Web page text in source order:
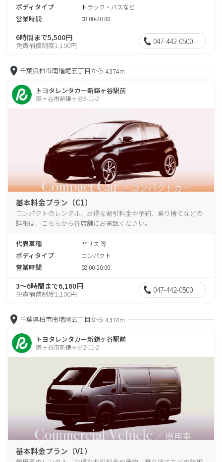
ボディタイプ トラック・バスなど
営業時間 08:00-20:00
6時間まで5,500円
免責補償制度1,100円 047-442-0500
千葉県柏市南増尾五丁目から 4374m
トヨタレンタカー新鎌ヶ谷駅前
鎌ヶ谷市新鎌ヶ谷2-11-2
基本料金プラン（C1）
コンパクトのレンタル、お得な割引料金や予約、乗り捨てなどの
詳細は、こちらから各店舗にお電話ください。
代表車種 ヤリス 等
ボディタイプ コンパクト
営業時間 08:00-20:00
3～6時間まで6,160円
免責補償制度1,100円 047-442-0500
千葉県柏市南増尾五丁目から 4374m
トヨタレンタカー新鎌ヶ谷駅前
鎌ヶ谷市新鎌ヶ谷2-11-2
基本料金プラン（V1）